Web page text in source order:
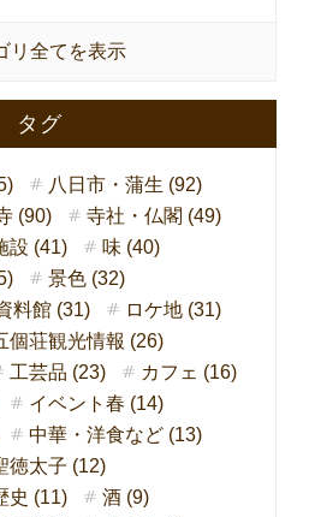
リ全てを表示
タグ
八日市・蒲生 (92)
(90)
寺社・仏閣 (49)
設 (41)
味 (40)
景色 (32)
料館 (31)
ロケ地 (31)
個荘観光情報 (26)
工芸品 (23)
カフェ (16)
イベント春 (14)
中華・洋食など (13)
徳太子 (12)
史 (11)
酒 (9)